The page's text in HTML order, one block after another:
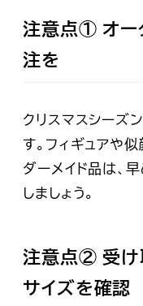
注意点① オー
注を
クリスマスシーズ
す。フィギュアや
ダーメイド品は、
しましょう。
注意点② 受け
サイズを確認